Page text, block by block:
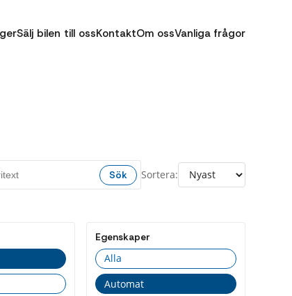
Sälj bilen till ossKontaktOm ossVanliga frågor
Sök Sortera:
Egenskaper
Alla
Automat